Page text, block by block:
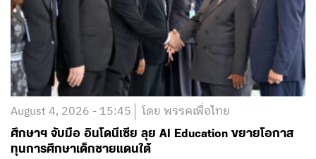
August 4, 2026 - 15:45 โดย พรรคเพื่อไทย
ศึกษาฯ จับมือ อินโดนีเซีย ลุย AI Education ขยายโอกาส
ทุนการศึกษาเด็กชายแดนใต้